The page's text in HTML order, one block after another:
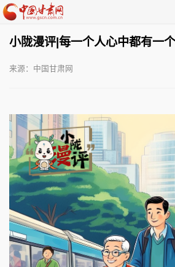
小陇漫评|每一个人心中都有一
来源：中国甘肃网